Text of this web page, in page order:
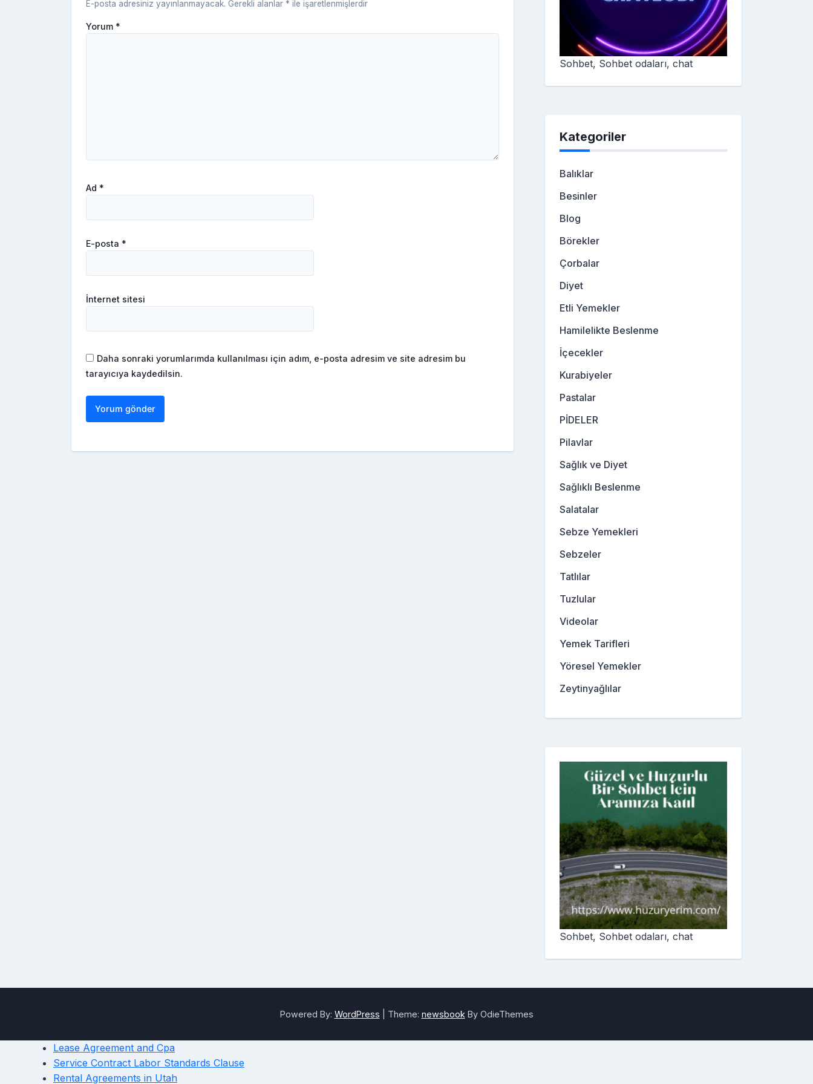
E-posta adresiniz yayınlanmayacak. Gerekli alanlar * ile işaretlenmişlerdir
Yorum *
Ad *
E-posta *
İnternet sitesi
Daha sonraki yorumlarımda kullanılması için adım, e-posta adresim ve site adresim bu
tarayıcıya kaydedilsin.
Sohbet, Sohbet odaları, chat
Kategoriler
Balıklar
Besinler
Blog
Börekler
Çorbalar
Diyet
Etli Yemekler
Hamilelikte Beslenme
İçecekler
Kurabiyeler
Pastalar
PİDELER
Pilavlar
Sağlık ve Diyet
Sağlıklı Beslenme
Salatalar
Sebze Yemekleri
Sebzeler
Tatlılar
Tuzlular
Videolar
Yemek Tarifleri
Yöresel Yemekler
Zeytinyağlılar
Sohbet, Sohbet odaları, chat
Powered By: WordPress Theme: newsbook By OdieThemes
Lease Agreement and Cpa
Service Contract Labor Standards Clause
Rental Agreements in Utah